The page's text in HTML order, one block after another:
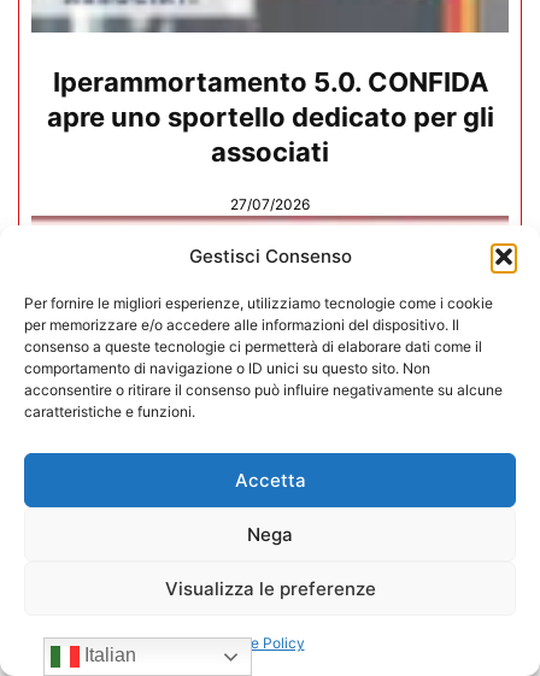
Gestisci Consenso
Per fornire le migliori esperienze, utilizziamo tecnologie come i cookie
per memorizzare e/o accedere alle informazioni del dispositivo. Il
consenso a queste tecnologie ci permetterà di elaborare dati come il
comportamento di navigazione o ID unici su questo sito. Non
acconsentire o ritirare il consenso può influire negativamente su alcune
caratteristiche e funzioni.
Accetta
Nega
Visualizza le preferenze
Cookie Policy
Iperammortamento 5.0. CONFIDA
apre uno sportello dedicato per gli
associati
27/07/2026
In CONFIDA l’ingresso di 4 nuovi
associati
Italian